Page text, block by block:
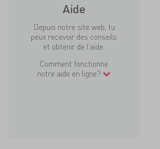
Aide
Depuis notre site web, tu
peux recevoir des conseils
et obtenir de l'aide.
Comment fonctionne
notre aide en ligne?